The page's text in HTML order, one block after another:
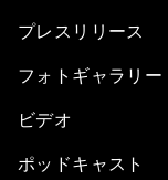
プレスリリース
フォトギャラリー
ビデオ
ポッドキャスト